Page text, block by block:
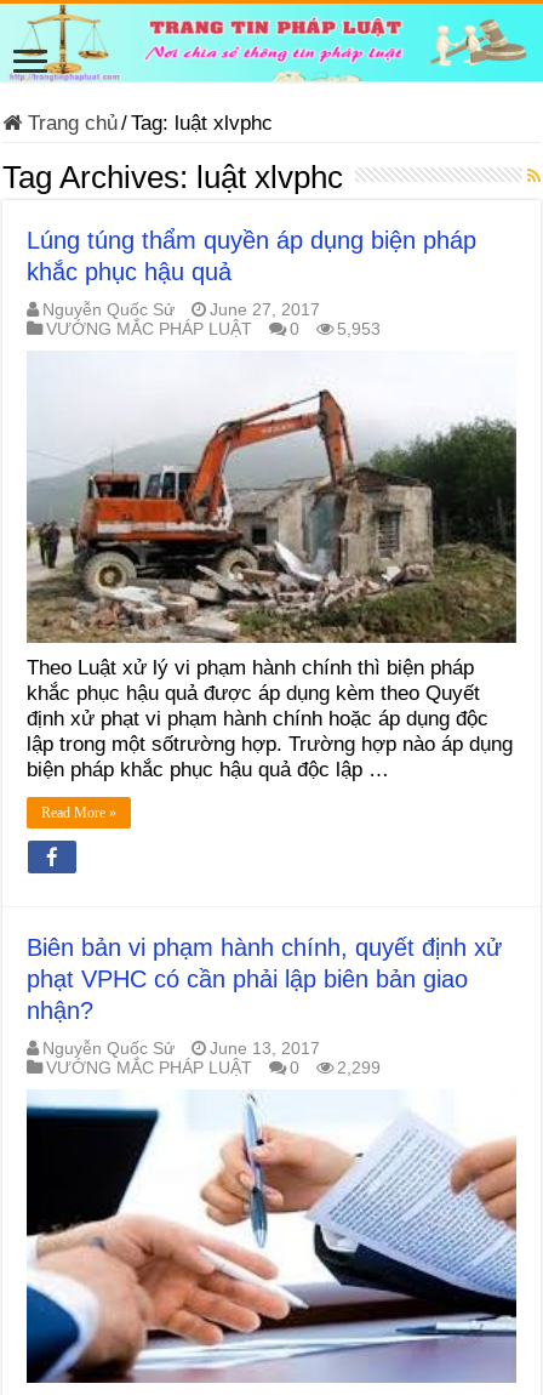
Trang chủ/Tag: luật xlvphc
Tag Archives: luật xlvphc
Lúng túng thẩm quyền áp dụng biện pháp
khắc phục hậu quả
Nguyễn Quốc Sử
June 27, 2017
VƯỚNG MẮC PHÁP LUẬT
0 5,953
Theo Luật xử lý vi phạm hành chính thì biện pháp
khắc phục hậu quả được áp dụng kèm theo Quyết
định xử phạt vi phạm hành chính hoặc áp dụng độc
lập trong một sốtrường hợp. Trường hợp nào áp dụng
biện pháp khắc phục hậu quả độc lập …
Read More »
Biên bản vi phạm hành chính, quyết định xử
phạt VPHC có cần phải lập biên bản giao
nhận?
Nguyễn Quốc Sử
June 13, 2017
VƯỚNG MẮC PHÁP LUẬT
0 2,299